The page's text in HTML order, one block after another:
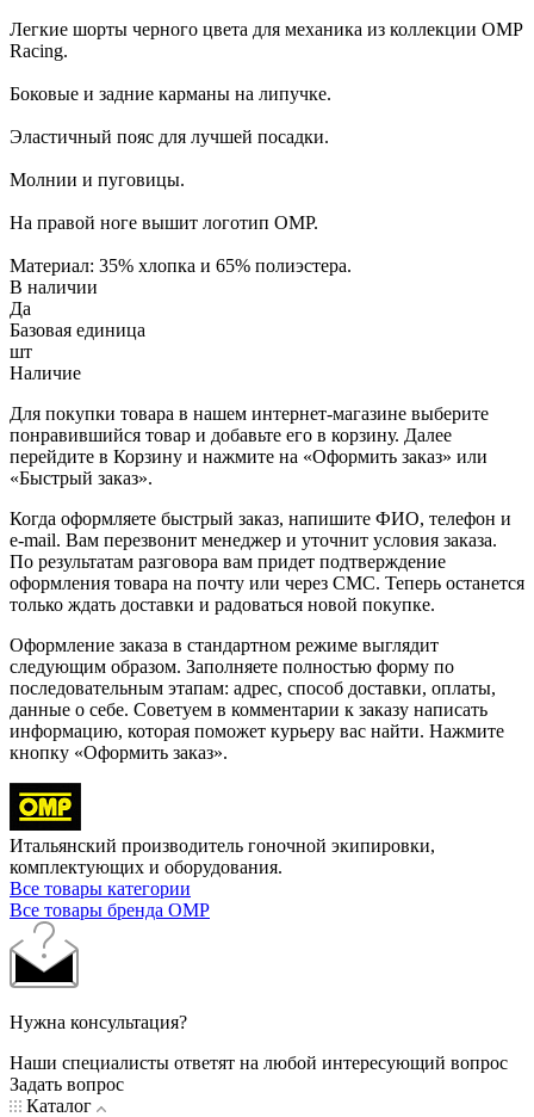
Легкие шорты черного цвета для механика из коллекции OMP
Racing.
Боковые и задние карманы на липучке.
Эластичный пояс для лучшей посадки.
Молнии и пуговицы.
На правой ноге вышит логотип OMP.
Материал: 35% хлопка и 65% полиэстера.
В наличии
Да
Базовая единица
шт
Наличие
Для покупки товара в нашем интернет-магазине выберите
понравившийся товар и добавьте его в корзину. Далее
перейдите в Корзину и нажмите на «Оформить заказ» или
«Быстрый заказ».
Когда оформляете быстрый заказ, напишите ФИО, телефон и
e-mail. Вам перезвонит менеджер и уточнит условия заказа.
По результатам разговора вам придет подтверждение
оформления товара на почту или через СМС. Теперь останется
только ждать доставки и радоваться новой покупке.
Оформление заказа в стандартном режиме выглядит
следующим образом. Заполняете полностью форму по
последовательным этапам: адрес, способ доставки, оплаты,
данные о себе. Советуем в комментарии к заказу написать
информацию, которая поможет курьеру вас найти. Нажмите
кнопку «Оформить заказ».
Итальянский производитель гоночной экипировки,
комплектующих и оборудования.
Все товары категории
Все товары бренда OMP
Нужна консультация?
Наши специалисты ответят на любой интересующий вопрос
Задать вопрос
Каталог